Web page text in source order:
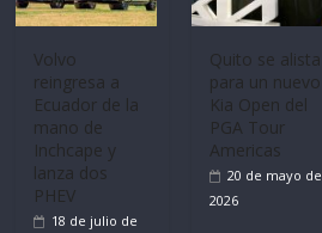
Volvo
reingresa a
Ecuador de la
mano de
Inchcape y
lanza dos
PHEV
18 de julio de
Quito se alista
para un nuevo
Kia Open del
PGA Tour
Americas
20 de mayo de
2026